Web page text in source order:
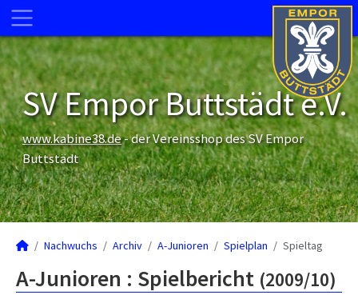
SV Empor Buttstädt e.V.
www.kabine38.de- der Vereinsshop des SV Empor
Buttstädt
Nachwuchs Archiv A-Junioren Spielplan Spieltag
A-Junioren : Spielbericht (2009/10)